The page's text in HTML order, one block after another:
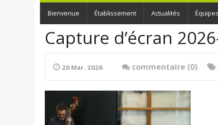
Bienvenue Établissement Actualités Équipes
Capture d’écran
20 Mar. 2026 commentaire (0)